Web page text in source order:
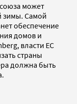
может
зимы. Самой
обеспечение
домов и
власти ЕС
страны
должна быть